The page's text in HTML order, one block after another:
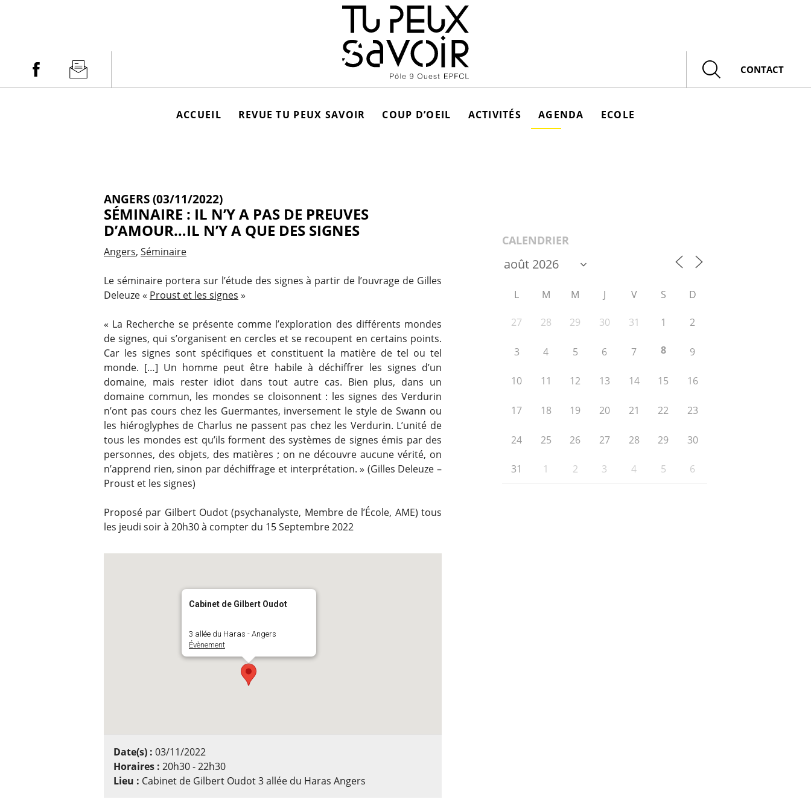
Facebook Newsletter
Rechercher
CONTACT
ACCUEIL REVUE TU PEUX SAVOIR COUP D’OEIL ACTIVITÉS AGENDA ECOLE
ANGERS (03/11/2022)
SÉMINAIRE : IL N’Y A PAS DE PREUVES
D’AMOUR…IL N’Y A QUE DES SIGNES
Angers Séminaire
Le séminaire portera sur l’étude des signes à partir de l’ouvrage de Gilles
Deleuze « Proust et les signes »
« La Recherche se présente comme l’exploration des différents mondes
de signes, qui s’organisent en cercles et se recoupent en certains points.
Car les signes sont spécifiques et constituent la matière de tel ou tel
monde. […] Un homme peut être habile à déchiffrer les signes d’un
domaine, mais rester idiot dans tout autre cas. Bien plus, dans un
domaine commun, les mondes se cloisonnent : les signes des Verdurin
n’ont pas cours chez les Guermantes, inversement le style de Swann ou
les hiéroglyphes de Charlus ne passent pas chez les Verdurin. L’unité de
tous les mondes est qu’ils forment des systèmes de signes émis par des
personnes, des objets, des matières ; on ne découvre aucune vérité, on
n’apprend rien, sinon par déchiffrage et interprétation. » (Gilles Deleuze –
Proust et les signes)
Proposé par Gilbert Oudot (psychanalyste, Membre de l’École, AME) tous
les jeudi soir à 20h30 à compter du 15 Septembre 2022
Cabinet de Gilbert Oudot
3 allée du Haras - Angers
Évènement
Date(s) : 03/11/2022
Horaires : 20h30 - 22h30
Lieu : Cabinet de Gilbert Oudot 3 allée du Haras Angers
CALENDRIER
L M M J V S D
27 28 29 30 31 1 2
3 4 5 6 7 8 9
10 11 12 13 14 15 16
17 18 19 20 21 22 23
24 25 26 27 28 29 30
31 1 2 3 4 5 6